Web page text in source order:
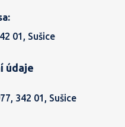
01, Sušice
údaje
342 01, Sušice